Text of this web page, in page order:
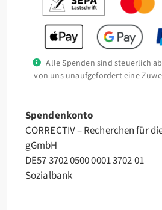
Alle Spenden sind steuerlich
von uns unaufgefordert eine
Spendenkonto
CORRECTIV – Recherchen für
gGmbH
DE57 3702 0500 0001 3702 01
Sozialbank